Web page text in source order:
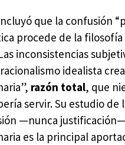
que la confusión
procede de la filosofía
inconsistencias
idealista
razón total, que
servir. Su estudio de
—nunca
es la principal